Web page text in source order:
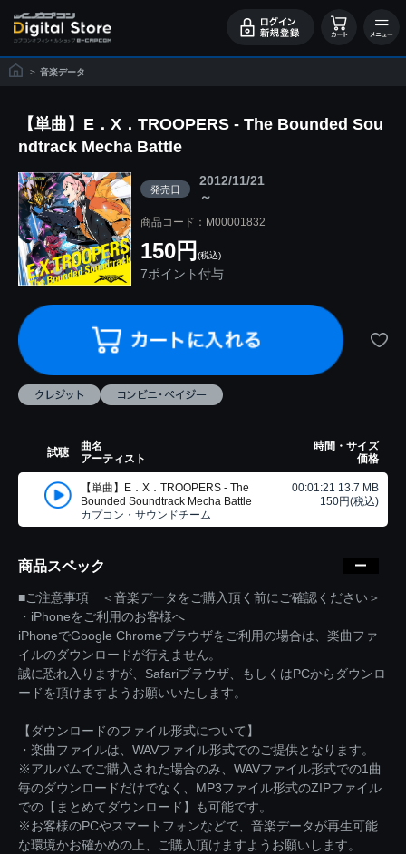
> 音楽データ
【単曲】E．X．TROOPERS - The Bounded Sou
ndtrack Mecha Battle
発売日
2012/11/21
～
商品コード：M00001832
150円 (税込)
7ポイント付与
試聴
曲名
アーティスト
時間・サイズ
価格
【単曲】E．X．TROOPERS - The
Bounded Soundtrack Mecha Battle
カプコン・サウンドチーム
00:01:21 13.7 MB
150円(税込)
商品スペック
■ご注意事項 ＜音楽データをご購入頂く前にご確認ください＞
・iPhoneをご利用のお客様へ
iPhoneでGoogle Chromeブラウザをご利用の場合は、楽曲ファ
イルのダウンロードが行えません。
誠に恐れ入りますが、Safariブラウザ、もしくはPCからダウンロ
ードを頂けますようお願いいたします。
【ダウンロードのファイル形式について】
・楽曲ファイルは、WAVファイル形式でのご提供となります。
※アルバムでご購入された場合のみ、WAVファイル形式での1曲
毎のダウンロードだけでなく、MP3ファイル形式のZIPファイル
での【まとめてダウンロード】も可能です。
※お客様のPCやスマートフォンなどで、音楽データが再生可能
な環境かお確かめの上、ご購入頂けますようお願いします。